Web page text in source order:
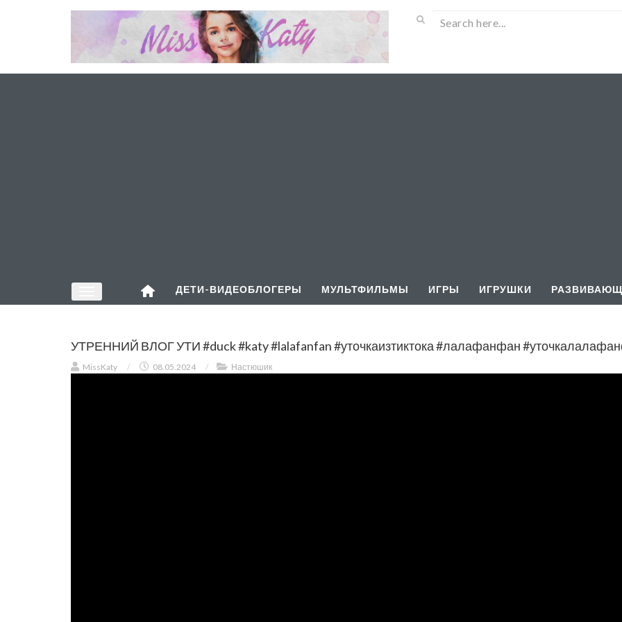
ДЕТИ-ВИДЕОБЛОГЕРЫ МУЛЬТФИЛЬМЫ ИГРЫ ИГРУШКИ
УТРЕННИЙ ВЛОГ УТИ #duck #katy #lalafanfan #уточкаизтиктока #лалафанфан
MissKaty / 08.05.2024 / Настюшик